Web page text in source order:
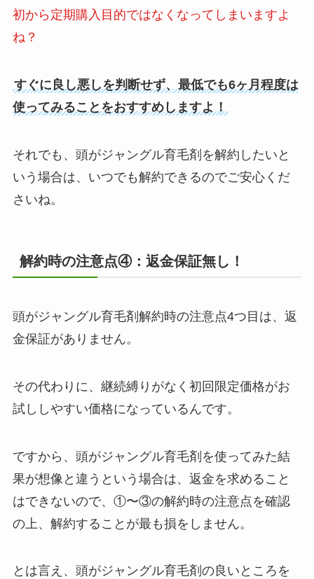
初から定期購入目的ではなくなってしまいますよ
ね？
すぐに良し悪しを判断せず、最低でも6ヶ月程度は
使ってみることをおすすめしますよ！
それでも、頭がジャングル育毛剤を解約したいと
いう場合は、いつでも解約できるのでご安心くだ
さいね。
解約時の注意点④：返金保証無し！
頭がジャングル育毛剤解約時の注意点4つ目は、返
金保証がありません。
その代わりに、継続縛りがなく初回限定価格がお
試ししやすい価格になっているんです。
ですから、頭がジャングル育毛剤を使ってみた結
果が想像と違うという場合は、返金を求めること
はできないので、①〜③の解約時の注意点を確認
の上、解約することが最も損をしません。
とは言え、頭がジャングル育毛剤の良いところを